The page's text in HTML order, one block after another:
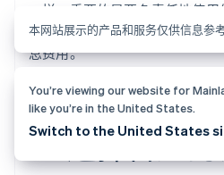
一样，重要的是要负责任地使
得起的消费，并及时偿还余额
息费用。
11. 选择合适的
本网站展示的产品和服务仅供信息参
You’re viewing our website for
like you’re in the United States.
Switch to the United States